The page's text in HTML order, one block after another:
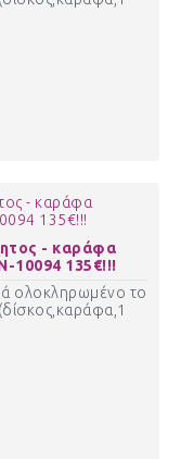
- καράφα
10094 135€!!!
ολοκληρωμένο το